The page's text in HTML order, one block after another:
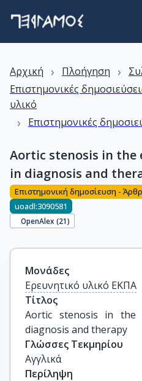
Αρχική › Πλοήγηση ›
Επιστημονικές
υλικό
› Επιστημονικές
Aortic stenosis in the
in diagnosis and
Επιστημονική δημοσίευση -
uoadl:3090581
OpenAlex (21)
Μονάδες
Ερευνητικό υλικό ΕΚΠΑ
Τίτλος
Aortic stenosis in the
diagnosis and therapy
Γλώσσες Τεκμηρίου
Αγγλικά
Περίληψη